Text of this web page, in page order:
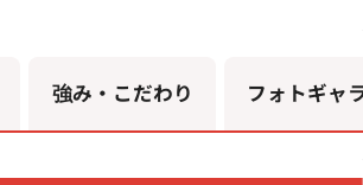
強み・こだわり フォトギャ